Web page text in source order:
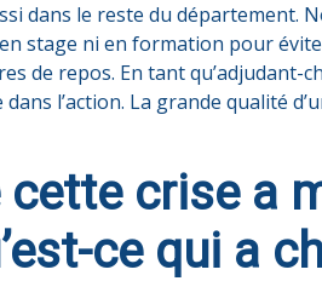
dans le reste du département.
stage ni en formation pour
de repos. En tant
l’action. La grande qualité
cette crise a
ce qui a